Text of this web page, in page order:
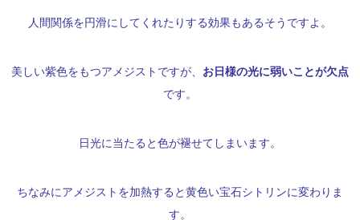
人間関係を円滑にしてくれたりする効果もあるそうですよ。
美しい紫色をもつアメジストですが、 お日様の光に弱いことが欠点
です。
日光に当たると色が褪せてしまいます。
ちなみにアメジストを加熱すると黄色い宝石シトリンに変わりま
す。